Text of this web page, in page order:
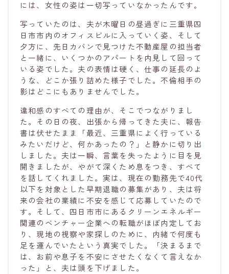
には、女性の姿は一切写っていなかったんです。
写っていたのは、夫が木曜日の昼過ぎに三重県四
日市市内のオフィスビルに入っていく姿、そして
夕方に、先日カバンで見つけた不動産屋の担当者
と一緒に、いくつかのアパートを内見して回って
いる姿でした。夫の表情は硬く、仕事の延長のよ
うな、どこか張り詰めた様子でした。不倫相手の
影はどこにもありませんでした。
違和感のすべての理由が、そこでつながりまし
た。その日の夜、出張から帰ってきた夫に、報告
書は伏せたまま「最近、三重県によく行っている
みたいだけど、何かあったの？」と静かに切り出
しました。夫は一瞬、言葉を失ったように目を見
開きましたが、やがて深くため息をつき、すべて
を話してくれました。実は、現在の勤務先で40代
以下を対象とした早期退職の募集があり、夫は将
来の会社の業績に不安を感じて応募していたので
す。そして、四日市市にあるクリーンエネルギー
関連のベンチャー企業への転職がほぼ内定してお
り、現地の視察や家探しのために、内緒で何度も
足を運んでいたという真実でした。「決まるまで
は、お前や息子を不安にさせたくなくて言えなか
った」と、夫は頭を下げました。